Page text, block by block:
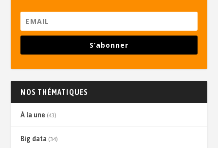
S’abonner
NOS THÉMATIQUES
À la une (43)
Big data (34)